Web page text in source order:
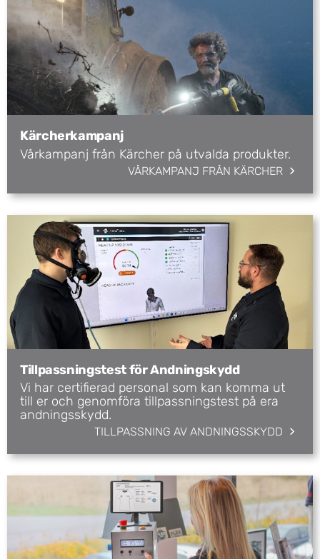
Kärcherkampanj
Vårkampanj från Kärcher på utvalda produkter.
VÅRKAMPANJ FRÅN KÄRCHER
Tillpassningstest för Andningskydd
Vi har certifierad personal som kan komma ut
till er och genomföra tillpassningstest på era
andningsskydd.
TILLPASSNING AV ANDNINGSSKYDD